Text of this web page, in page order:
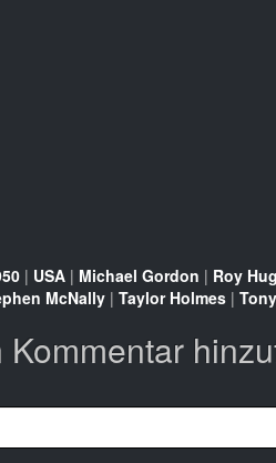
| USA | Michael Gordon | Roy
McNally | Taylor Holmes |
Kommentar